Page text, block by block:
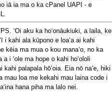
iā ia ma o ka cPanel UAPI - e
ʻOi aku ka hoʻonāukiuki, a laila, ke
i kahi ala kūpono e loaʻa ai kahi
kēia ma mua o kou manaʻo, no ka
a i ʻole ma hope o kahi hoʻololi
kahi palapala hōʻoia. Eia nō naʻe, hiki
mau loa me kekahi mau laina code i
hana piha ma lalo nei.